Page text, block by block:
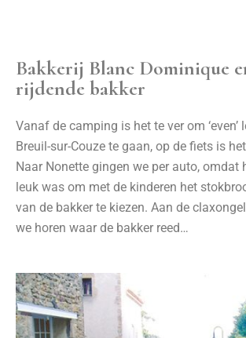
Bakkerij Blanc Dominique
rijdende bakker
Vanaf de camping is het te ver om ‘even’
Breuil-sur-Couze te gaan, op de fiets is
Naar Nonette gingen we per auto, omdat
leuk was om met de kinderen het
van de bakker te kiezen. Aan de
we horen waar de bakker reed…